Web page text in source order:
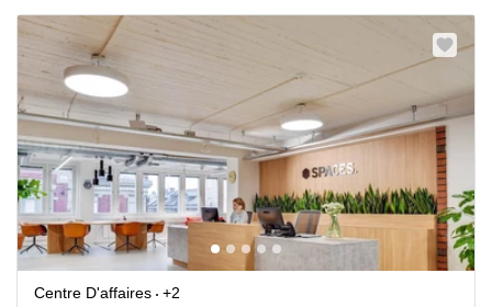
Centre D'affaires
+2